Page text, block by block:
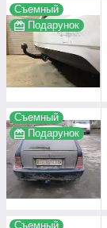
Съемный
Подарунок
Съемный
Подарунок
Съемный